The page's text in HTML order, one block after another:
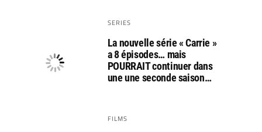
SERIES
La nouvelle série « Carrie »
a 8 épisodes… mais
POURRAIT continuer dans
une une seconde saison…
FILMS